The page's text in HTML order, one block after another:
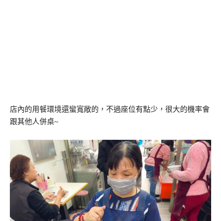
店內的用餐環境還蠻寬敞的，不過座位有點少，很大的機率會
跟其他人併桌~